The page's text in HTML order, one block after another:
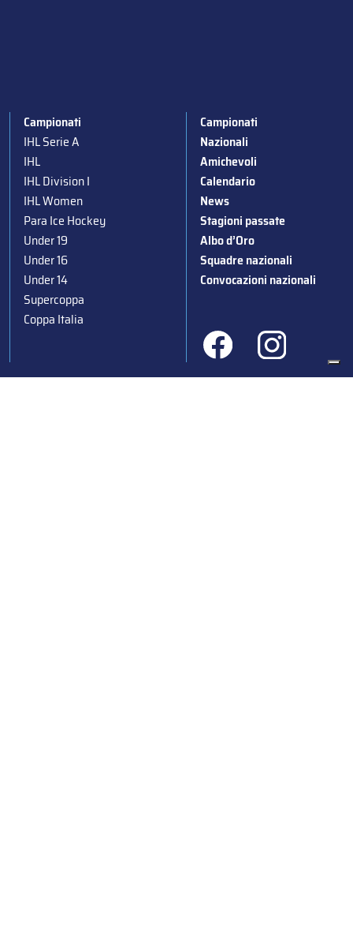
Campionati
IHL Serie A
IHL
IHL Division I
IHL Women
Para Ice Hockey
Under 19
Under 16
Under 14
Supercoppa
Coppa Italia
Campionati
Nazionali
Amichevoli
Calendario
News
Stagioni passate
Albo d’Oro
Squadre nazionali
Convocazioni nazionali